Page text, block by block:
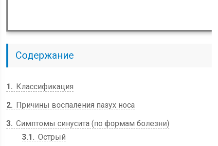
Содержание
1
Классификация
2
Причины воспаления пазух носа
3 Симптомы синусита (по формам болезни)
3.1
Острый